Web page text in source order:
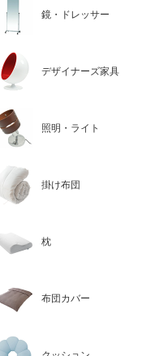
鏡・ドレッサー
デザイナーズ家具
照明・ライト
掛け布団
枕
布団カバー